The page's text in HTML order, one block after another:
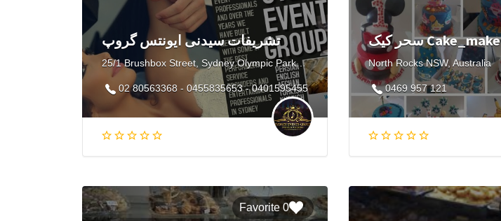
تشریفات سیدنی ایونتس گروپ
25/1 Brushbox Street, Sydney Olympic Park NSW, Australia
02 80563368 - 0455835653 - 0401595455
سحر کیک Cake_make
North Rocks NSW, Australia
0469 957 121
0 Favorite